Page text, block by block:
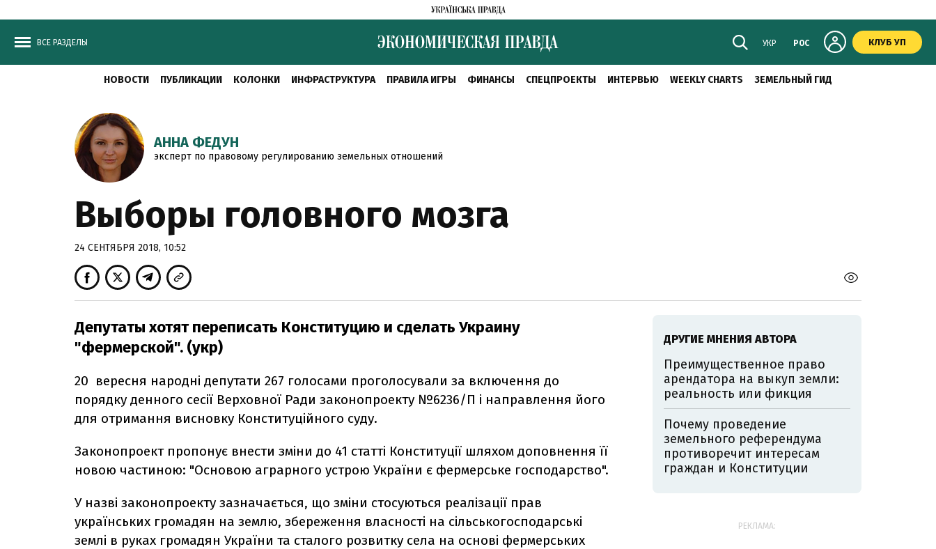
ВСЕ РАЗДЕЛЫ УКР РОС КЛУБ УП
НОВОСТИ ПУБЛИКАЦИИ КОЛОНКИ ИНФРАСТРУКТУРА ПРАВИЛА ИГРЫ ФИНАНСЫ СПЕЦПРОЕКТЫ ИНТЕРВЬЮ WEEKLY CHARTS ЗЕМЕЛЬНЫЙ ГИД
АННА ФЕДУН
эксперт по правовому регулированию земельных отношений
Выборы головного мозга
24 СЕНТЯБРЯ 2018, 10:52
Депутаты хотят переписать Конституцию и сделать Украину
"фермерской". (укр)
20 вересня народні депутати 267 голосами проголосували за включення до
порядку денного сесії Верховної Ради законопроекту №6236/П і направлення його
для отримання висновку Конституційного суду.
Законопроект пропонує внести зміни до 41 статті Конституції шляхом доповнення її
новою частиною: "Основою аграрного устрою України є фермерське господарство".
У назві законопроекту зазначається, що зміни стосуються реалізації прав
українських громадян на землю, збереження власності на сільськогосподарські
землі в руках громадян України та сталого розвитку села на основі фермерських
ДРУГИЕ МНЕНИЯ АВТОРА
Преимущественное право
арендатора на выкуп земли:
реальность или фикция
Почему проведение
земельного референдума
противоречит интересам
граждан и Конституции
РЕКЛАМА: